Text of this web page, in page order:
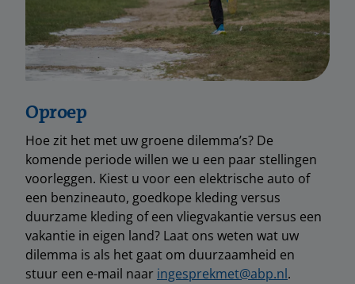
Oproep
Hoe zit het met uw groene dilemma’s? De
komende periode willen we u een paar stellingen
voorleggen. Kiest u voor een elektrische auto of
een benzineauto, goedkope kleding versus
duurzame kleding of een vliegvakantie versus een
vakantie in eigen land? Laat ons weten wat uw
dilemma is als het gaat om duurzaamheid en
stuur een e-mail naar ingesprekmet@abp.nl.